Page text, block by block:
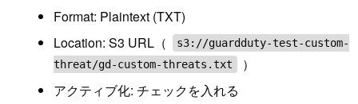
Format: Plaintext (TXT)
Location: S3 URL（
s3://guardduty-test-custom-
threat/gd-custom-threats.txt
）
アクティブ化: チェックを入れる